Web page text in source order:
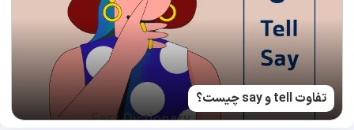
تفاوت tell و say چیست؟